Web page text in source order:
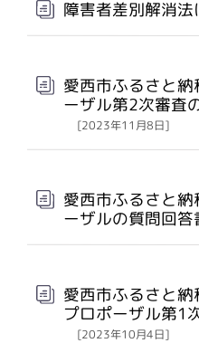
障害者差別解消法
愛西市ふるさと
ーザル第2次審査
[2023年11月8日]
愛西市ふるさと
ーザルの質問回答
愛西市ふるさと
プロポーザル第1
[2023年10月4日]